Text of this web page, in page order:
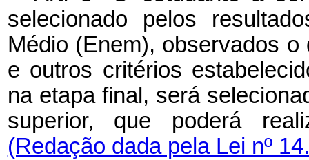
selecionado pelos
Médio (Enem), observados
e outros critérios
na etapa final, será
superior, que poderá
(Redação dada pela Lei nº